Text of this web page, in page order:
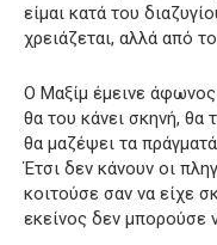
είμαι κατά του
χρειάζεται, αλλά από
Ο Μαξίμ έμεινε
θα του κάνει σκηνή, θα
θα μαζέψει τα
Έτσι δεν κάνουν οι
κοιτούσε σαν να είχε
εκείνος δεν μπορούσε